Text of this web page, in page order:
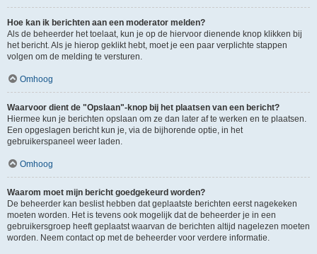
Hoe kan ik berichten aan een moderator melden?
Als de beheerder het toelaat, kun je op de hiervoor dienende knop klikken bij
het bericht. Als je hierop geklikt hebt, moet je een paar verplichte stappen
volgen om de melding te versturen.
Omhoog
Waarvoor dient de "Opslaan"-knop bij het plaatsen van een bericht?
Hiermee kun je berichten opslaan om ze dan later af te werken en te plaatsen.
Een opgeslagen bericht kun je, via de bijhorende optie, in het
gebruikerspaneel weer laden.
Omhoog
Waarom moet mijn bericht goedgekeurd worden?
De beheerder kan beslist hebben dat geplaatste berichten eerst nagekeken
moeten worden. Het is tevens ook mogelijk dat de beheerder je in een
gebruikersgroep heeft geplaatst waarvan de berichten altijd nagelezen moeten
worden. Neem contact op met de beheerder voor verdere informatie.